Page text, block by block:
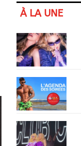
À LA UNE